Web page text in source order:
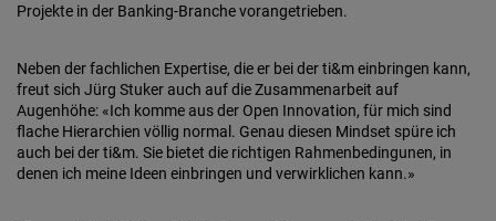
Projekte in der Banking-Branche vorangetrieben.
Neben der fachlichen Expertise, die er bei der ti&m einbringen kann,
freut sich Jürg Stuker auch auf die Zusammenarbeit auf
Augenhöhe: «Ich komme aus der Open Innovation, für mich sind
flache Hierarchien völlig normal. Genau diesen Mindset spüre ich
auch bei der ti&m. Sie bietet die richtigen Rahmenbedingunen, in
denen ich meine Ideen einbringen und verwirklichen kann.»